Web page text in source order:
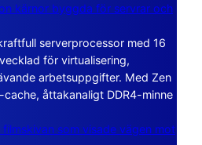
kärnor byggda för servrar och
serverprocessor med 16
för virtualisering,
arbetsuppgifter. Med Zen
åttakanaligt DDR4-minne
filmskivan som visade vägen mot